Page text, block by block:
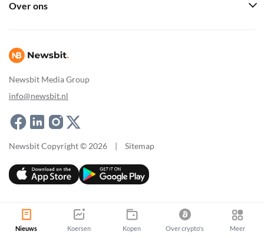
Newsbit Media Group
info@newsbit.nl
Over ons
Newsbit Copyright © 2026 | Sitemap
Nieuws Koersen Kopen Over crypto's Meer